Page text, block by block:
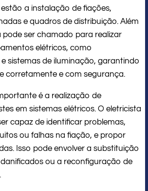
a instalação de fiações,
e quadros de distribuição. Além
pode ser chamado para realizar
elétricos, como
sistemas de iluminação, garantindo
corretamente e com segurança.
é a realização de
em sistemas elétricos. O eletricista
capaz de identificar problemas,
ou falhas na fiação, e propor
Isso pode envolver a substituição
ou a reconfiguração de